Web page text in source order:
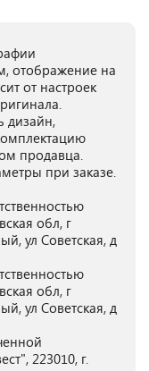
отображение на
от настроек
дизайн,
продавца.
при заказе.
обл, г
ул Советская, д
обл, г
ул Советская, д
223010, г.